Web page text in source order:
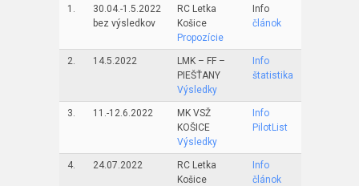
1.
30.04.-1.5.2022
bez výsledkov
RC Letka
Košice
Propozície
Info
článok
2. 14.5.2022
LMK – FF –
PIEŠŤANY
Výsledky
Info
štatistika
3. 11.-12.6.2022
MK VSŽ
KOŠICE
Výsledky
Info
PilotList
4. 24.07.2022
RC Letka
Košice
Info
článok